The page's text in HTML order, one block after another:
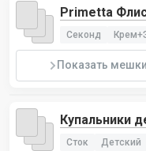
Primetta
Секонд
Показать
Купальники
Сток Детский